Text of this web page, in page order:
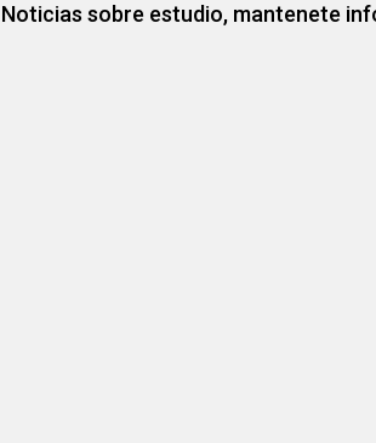
Noticias sobre estudio, mantenete